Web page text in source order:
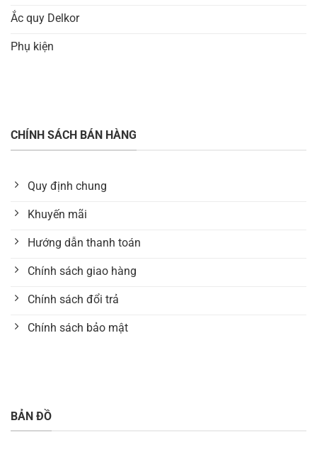
Ắc quy Delkor
Phụ kiện
CHÍNH SÁCH BÁN HÀNG
Quy định chung
Khuyến mãi
Hướng dẫn thanh toán
Chính sách giao hàng
Chính sách đổi trả
Chính sách bảo mật
BẢN ĐỒ